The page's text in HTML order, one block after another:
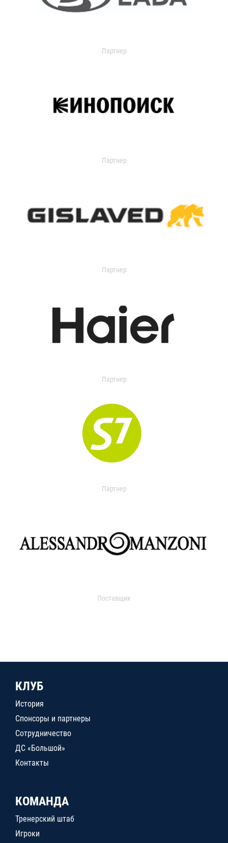
Партнер
Партнер
Партнер
Партнер
Партнер
Поставщик
КЛУБ
История
Спонсоры и партнеры
Сотрудничество
ДС «Большой»
Контакты
КОМАНДА
Тренерский штаб
Игроки